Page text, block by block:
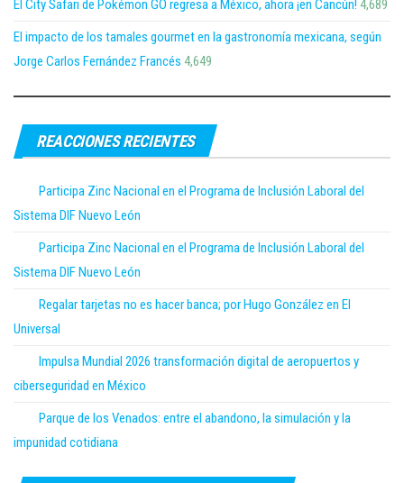
El City Safari de Pokémon GO regresa a México, ahora ¡en Cancún! 4,689
El impacto de los tamales gourmet en la gastronomía mexicana, según
Jorge Carlos Fernández Francés 4,649
REACCIONES RECIENTES
Participa Zinc Nacional en el Programa de Inclusión Laboral del
Sistema DIF Nuevo León
Participa Zinc Nacional en el Programa de Inclusión Laboral del
Sistema DIF Nuevo León
Regalar tarjetas no es hacer banca; por Hugo González en El
Universal
Impulsa Mundial 2026 transformación digital de aeropuertos y
ciberseguridad en México
Parque de los Venados: entre el abandono, la simulación y la
impunidad cotidiana